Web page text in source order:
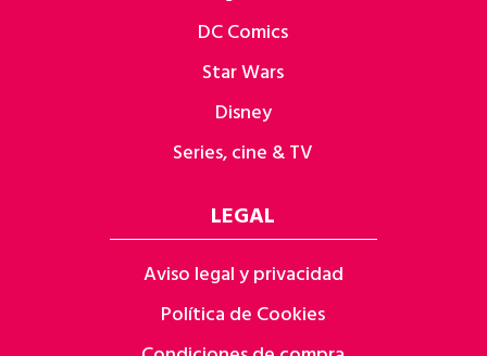
DC Comics
Star Wars
Disney
Series, cine & TV
LEGAL
Aviso legal y privacidad
Política de Cookies